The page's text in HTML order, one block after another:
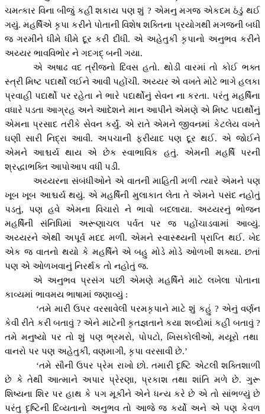
ચમત્કાર વિના બીજું કહી શકાય પણ શું? એમનુ મગજ એકદમ ઠંડું થઈ
ગયું. મહર્ષિએ કૃપા કરીને પોતાની વિશેષ શક્તિના પ્રયોગથી મગજની બધી
જ ગરમીને ધીમે ધીમે દૂર કરી દીધી. એ અહેતુકી કૃપાનો અનુભવ કરીને
અય્યર ભાવવિભોર ને ગદગદ્ બની ગયા.
એ અષાઢ વદ ત્રીજનો દિવસ હતો. થોડી વારમાં તો કોઈ ભક્ત
સ્ત્રી મિષ્ટ પદાર્થો લઈને આવી પહોંચી. અય્યર એ વખતે મોટે ભાગે હલકા
પ્રવાહી પદાર્થો પર રહેતા ને ભારે પદાર્થોનું સેવન ના કરતા. પરંતુ મહર્ષિના
વધારે પડતા આગ્રહ અને આદેશને માન આપીને એમણે એ મિષ્ટ પદાર્થોનું
એમના પ્રસાદ તરીકે સેવન કર્યું. એ રાતે એમને જીવનમાં કેટલેય વખતે
ઘણી સારી નિદ્રા આવી. અપચાની ફરીયાદ પણ દૂર થઈ. એ જોઈને
એમને આશ્ચર્ય થાય એ છેક સ્વાભાવિક હતું. એમની મહર્ષિ પરની
શ્રદ્ધાભક્તિ આપોઆપ વધી પડી.
અય્યરના સંબંધીઓને એ વાતની માહિતી મળી ત્યારે એમને પણ
ખૂબ ખૂબ આશ્ચર્ય થયું. એ મહર્ષિની મુલાકાત લેતા તે એમને પસંદ નહોતું
પડતું,પણ હવે એમના વિચારો ને ભાવો બદલાયા. અય્યરનું ભોજન
મહર્ષિની સંનિધિમાં અરૂણાચલ પર્વત પર જ પહોંચાડવામાં આવ્યું.
અય્યરને એથી અપૂર્વ મદદ મળી. એમને સ્વાસ્થ્યની પ્રાપ્તિ થઈ. ખેદ
એક જ વાતનો થયો કે મહર્ષિને એ બહુ મોડે મોડે ઓળખી શક્યા. છતાં
પણ એ ઓળખવાનું નિરર્થક તો નહોતું જ.
એ અનુભવ પ્રસંગ પછી એમણે મહર્ષિને માટે લખેલા પોતાના
કાવ્યમાં ભાવમય ભાષામાં જણાવ્યું :
‘તમે મારી ઉપર વરસાવેલી પરમકૃપાને માટે શું કહું ? એનું વર્ણન
કેવી રીતે કરી બતાવું ? એને માટેની કૃતજ્ઞતાને કયા શબ્દોમાં કહી બતાવું?
તમે મનુષ્યો પર તો શું પણ ભ્રમરો,પોપટો, ખિસકોલીઓ,મયૂરો તથા
વાનરો પર પણ અહેતુકી, વણમાગી, કૃપા વરસાવી છે.’
‘તમે સૌની ઉપર પ્રેમ રાખો છો. તમારી દૃષ્ટિ એટલી શક્તિશાળી
છે કે તેથી આત્માને અપાર પ્રેરણા, પ્રકાશ તથા શાંતિ મળે છે. ગુરૂ
શિષ્યના શિર પર હાથ કે પગ મૂકીને એને ધન્ય કરે છે એ તો સાંભળ્યું છે
પરંતુ દૃષ્ટિની દિવ્યતાનો અનુભવ તો આજે જ કર્યો અને એ પણ કેવળ